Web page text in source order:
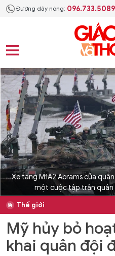
Đường dây nóng: 096.733.5089
Xe tăng M1A2 Abrams của
một cuộc tập trận quân
Thế giới
Mỹ hủy bỏ
khai quân đội